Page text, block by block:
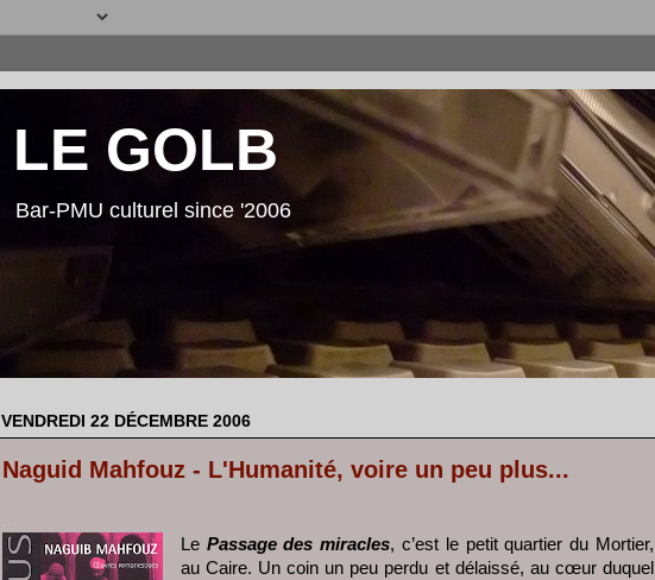
LE GOLB
Bar-PMU culturel since '2006
VENDREDI 22 DÉCEMBRE 2006
Naguid Mahfouz - L'Humanité, voire un peu plus...
Le Passage des miracles, c’est le petit quartier du Mortier,
au Caire. Un coin un peu perdu et délaissé, au cœur duquel